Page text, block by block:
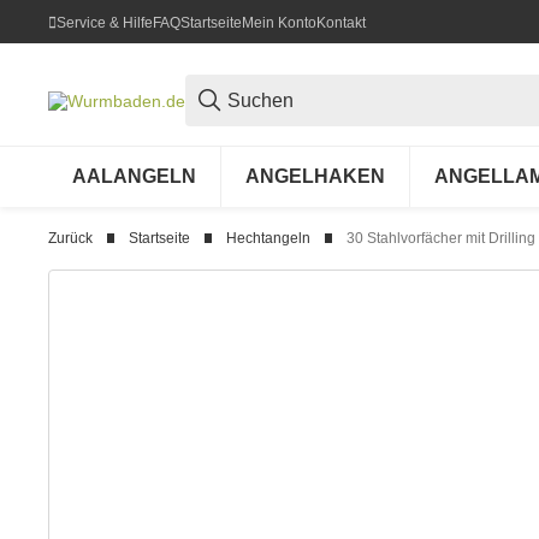
Service & HilfeFAQStartseiteMein KontoKontakt
AALANGELN ANGELHAKEN
Zurück Startseite Hechtangeln 30 Stahlvorfächer mit